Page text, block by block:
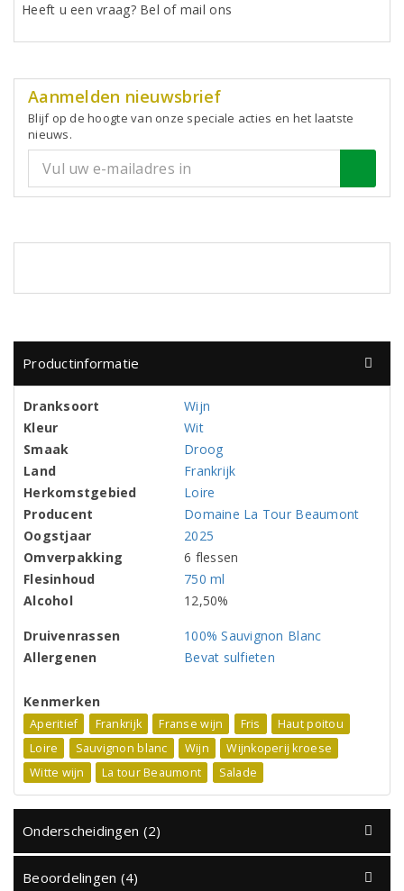
Heeft u een vraag? Bel of mail ons
Aanmelden nieuwsbrief
Blijf op de hoogte van onze speciale acties en het laatste
nieuws.
Productinformatie
Dranksoort
Wijn
Kleur
Wit
Smaak
Droog
Land
Frankrijk
Herkomstgebied
Loire
Producent
Domaine La Tour Beaumont
Oogstjaar
2025
Omverpakking
6 flessen
Flesinhoud
750 ml
Alcohol
12,50%
Druivenrassen
100% Sauvignon Blanc
Allergenen
Bevat sulfieten
Kenmerken
Aperitief Frankrijk Franse wijn Fris
Haut poitou
Loire
Sauvignon blanc Wijn
Wijnkoperij kroese
Witte wijn
La tour Beaumont Salade
Onderscheidingen (2)
Beoordelingen (4)